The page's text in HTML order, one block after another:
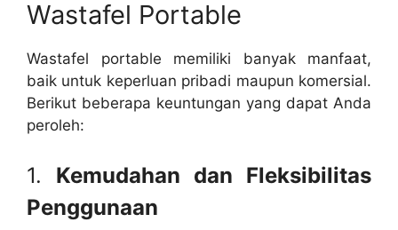
Wastafel Portable
Wastafel portable memiliki banyak manfaat,
baik untuk keperluan pribadi maupun komersial.
Berikut beberapa keuntungan yang dapat Anda
peroleh:
1. Kemudahan dan Fleksibilitas
Penggunaan